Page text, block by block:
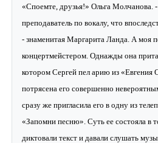
«Споемте, друзья!» Ольга Молчанова.
преподаватель по вокалу, что
- знаменитая Маргарита Ланда. А моя
концертмейстером. Однажды она
котором Сергей пел арию из «Евгения
потрясена его совершенно
сразу же пригласила его в одну из
«Запомни песню». Суть ее состояла в
диктовали текст и давали слушать